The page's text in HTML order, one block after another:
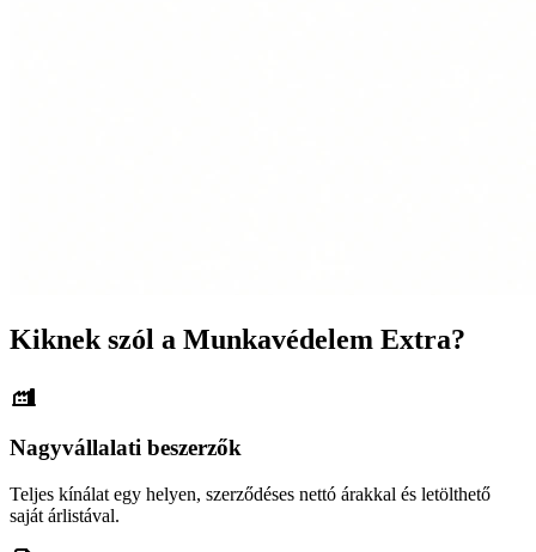
Kiknek szól a Munkavédelem Extra?
Nagyvállalati beszerzők
Teljes kínálat egy helyen, szerződéses nettó árakkal és letölthető
saját árlistával.